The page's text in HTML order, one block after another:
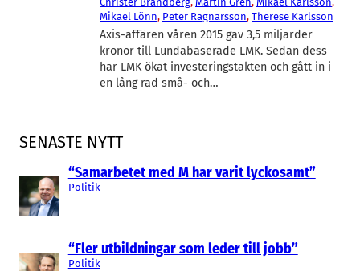
SENASTE NYTT
“Samarbetet med M har varit lyckosamt”
Politik
“Fler utbildningar som leder till jobb”
Politik
Mikael Lönn, Peter Ragnarsson, Therese Karlsson
Axis-affären våren 2015 gav 3,5 miljarder
kronor till Lundabaserade LMK. Sedan dess
har LMK ökat investeringstakten och gått in i
en lång rad små- och…